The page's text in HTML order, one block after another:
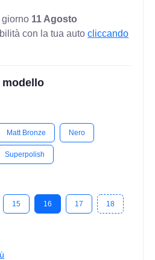
giorno 11 Agosto
con la tua autocliccando
modello
Matt Bronze Nero
Superpolish
15 16 17 18